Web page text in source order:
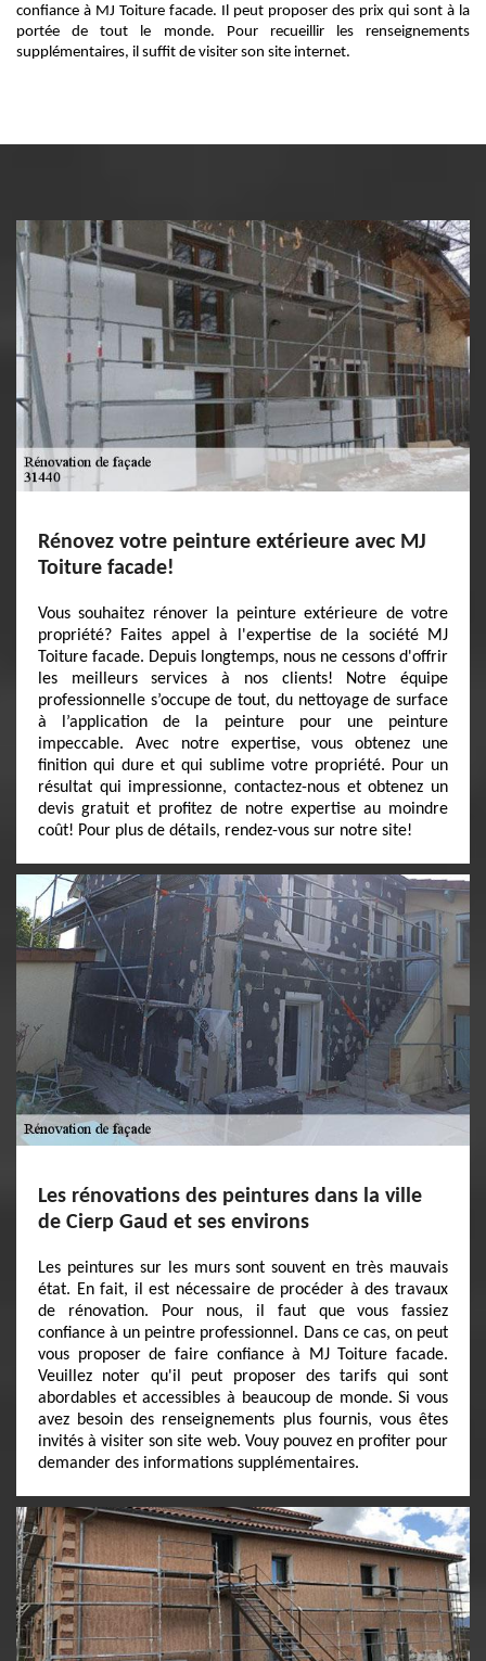
confiance à MJ Toiture facade. Il peut proposer des prix qui sont à la
portée de tout le monde. Pour recueillir les renseignements
supplémentaires, il suffit de visiter son site internet.
Rénovez votre peinture extérieure avec MJ
Toiture facade!
Vous souhaitez rénover la peinture extérieure de votre
propriété? Faites appel à l'expertise de la société MJ
Toiture facade. Depuis longtemps, nous ne cessons d'offrir
les meilleurs services à nos clients! Notre équipe
professionnelle s’occupe de tout, du nettoyage de surface
à l’application de la peinture pour une peinture
impeccable. Avec notre expertise, vous obtenez une
finition qui dure et qui sublime votre propriété. Pour un
résultat qui impressionne, contactez-nous et obtenez un
devis gratuit et profitez de notre expertise au moindre
coût! Pour plus de détails, rendez-vous sur notre site!
Les rénovations des peintures dans la ville
de Cierp Gaud et ses environs
Les peintures sur les murs sont souvent en très mauvais
état. En fait, il est nécessaire de procéder à des travaux
de rénovation. Pour nous, il faut que vous fassiez
confiance à un peintre professionnel. Dans ce cas, on peut
vous proposer de faire confiance à MJ Toiture facade.
Veuillez noter qu'il peut proposer des tarifs qui sont
abordables et accessibles à beaucoup de monde. Si vous
avez besoin des renseignements plus fournis, vous êtes
invités à visiter son site web. Vouy pouvez en profiter pour
demander des informations supplémentaires.